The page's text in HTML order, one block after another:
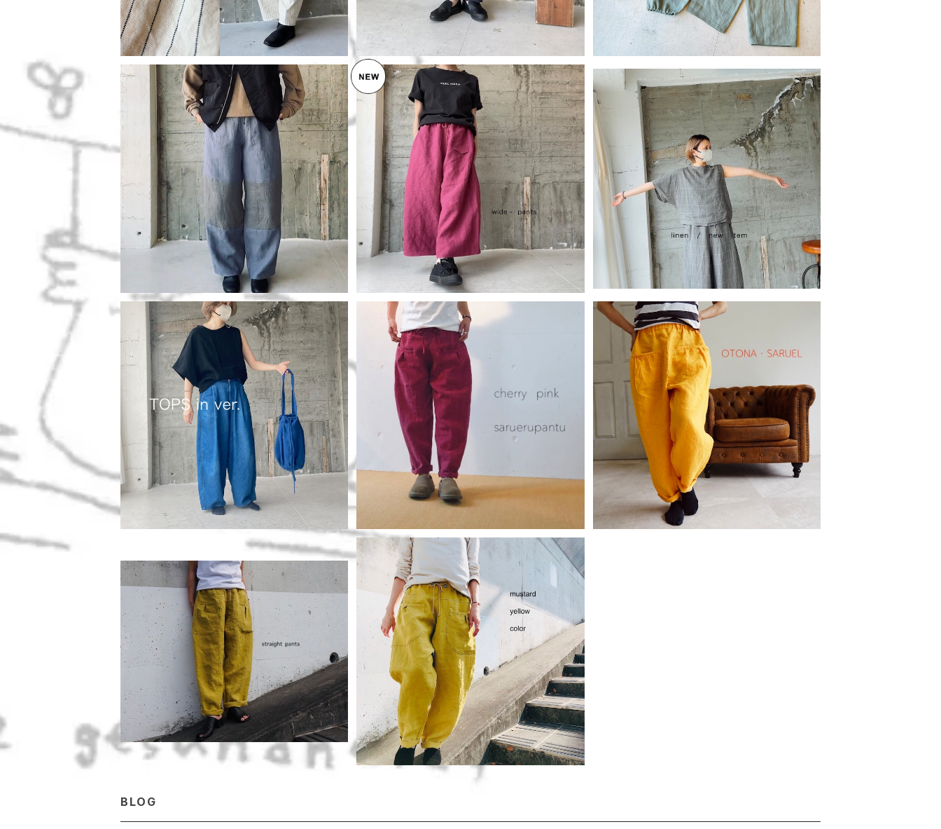
バイカラーlinenPT no.01
¥15,950
ベルギーlinenアンティーク加工＊ワイドパン
ツ
¥16,610
アシンメトリースリーブTシャツ/Japan line
n
¥10,450
アシンメトリースリーブTシャツ/ベルギーlin
en
¥9,900
ベルギーlinenアンティーク加工サルエルパ
ンツ
¥16,280
ポケットギャザーver ・大人saruerupantu
¥13,970
ベルギーlinenアンティーク加工マスタードイ
エローcolor＊ストレートパンツ
¥16,280
ベルギーlinenアンティーク加工マスタードイ
エローcolor＊サルエルパンツ
¥16,280
BLOG